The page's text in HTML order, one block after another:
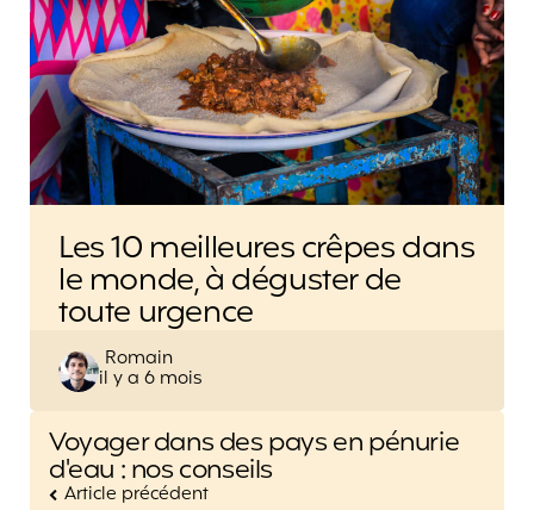
Les 10 meilleures crêpes dans
le monde, à déguster de
toute urgence
Posted
by
Romain
il y a 6 mois
Post
navigation
Voyager dans des pays en pénurie
d'eau : nos conseils
Article précédent